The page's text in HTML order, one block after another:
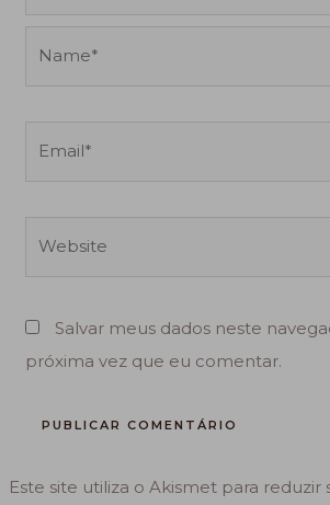
Salvar meus dados neste
próxima vez que eu comentar.
Este site utiliza o Akismet para reduzir